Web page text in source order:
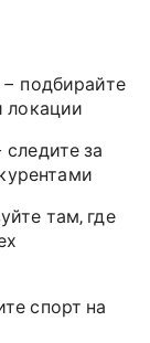
подбирайте
локации
за
там, где
спорт на